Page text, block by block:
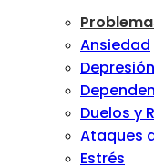
Ansiedad
Depresión
Duelos y
Ataques
Estrés